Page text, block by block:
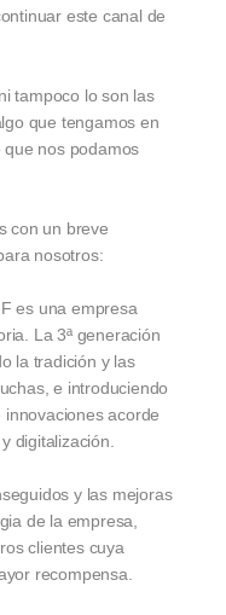
este canal de
tampoco lo son las
que tengamos en
nos podamos
con un breve
nosotros:
es una empresa
La 3ª generación
la tradición y las
e introduciendo
acorde
digitalización.
y las mejoras
de la empresa,
clientes cuya
recompensa.